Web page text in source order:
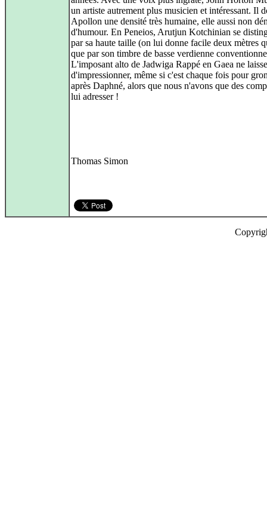
un artiste autrement plus musicien et intéressant. Il
Apollon une densité très humaine, elle aussi non
d'humour. En Peneios, Arutjun Kotchinian se
par sa haute taille (on lui donne facile deux mètres
que par son timbre de basse verdienne
L'imposant alto de Jadwiga Rappé en Gaea ne
d'impressionner, même si c'est chaque fois pour
après Daphné, alors que nous n'avons que des
lui adresser !
Thomas Simon